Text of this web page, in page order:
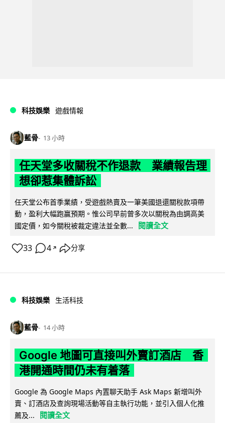
科技娛樂 遊戲情報
藍骨 13 小時
任天堂多收關稅不作退款 業績報告理
想卻惹集體訴訟
任天堂公布首季業績，受遊戲熱賣及一筆美國退還關稅款項帶
動，盈利大幅跑贏預期。惟公司早前曾多次以關稅為由調高美
國定價，如今關稅被裁定違法並全數...
閱讀全文
33 4 ↗ 分享
科技娛樂 生活科技
藍骨 14 小時
Google 地圖可直接叫外賣訂酒店 香
港開通時間仍未有着落
Google 為 Google Maps 內置聊天助手 Ask Maps 新增叫外
賣、訂酒店及查詢現場活動等自主執行功能，並引入個人化推
薦及...
閱讀全文